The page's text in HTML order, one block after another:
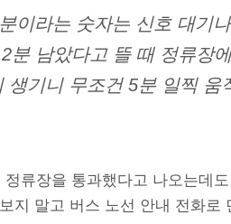
이라는 숫자는 신호 대기
분 남았다고 뜰 때 정류장
생기니 무조건 5분 일찍 움
류장을 통과했다고 나오는데
지 말고 버스 노선 안내 전화로